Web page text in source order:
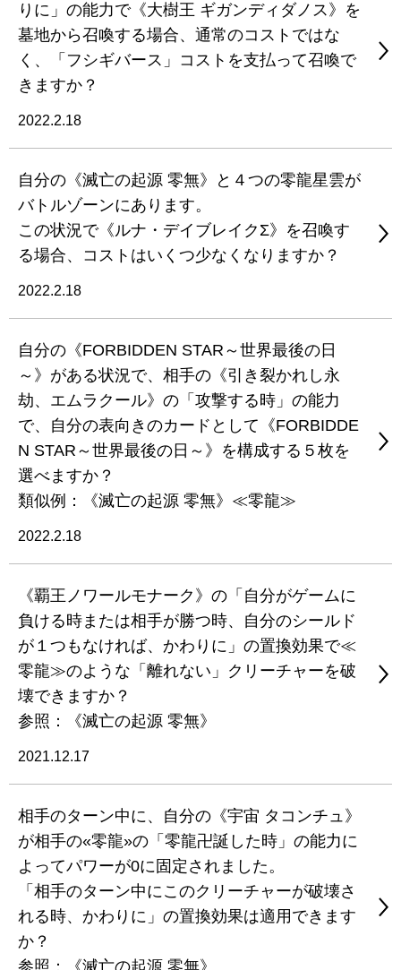
りに」の能力で《大樹王 ギガンディダノス》を
墓地から召喚する場合、通常のコストではな
く、「フシギバース」コストを支払って召喚で
きますか？
2022.2.18
自分の《滅亡の起源 零無》と４つの零龍星雲が
バトルゾーンにあります。
この状況で《ルナ・デイブレイクΣ》を召喚す
る場合、コストはいくつ少なくなりますか？
2022.2.18
自分の《FORBIDDEN STAR～世界最後の日
～》がある状況で、相手の《引き裂かれし永
劫、エムラクール》の「攻撃する時」の能力
で、自分の表向きのカードとして《FORBIDDE
N STAR～世界最後の日～》を構成する５枚を
選べますか？
類似例：《滅亡の起源 零無》≪零龍≫
2022.2.18
《覇王ノワールモナーク》の「自分がゲームに
負ける時または相手が勝つ時、自分のシールド
が１つもなければ、かわりに」の置換効果で≪
零龍≫のような「離れない」クリーチャーを破
壊できますか？
参照：《滅亡の起源 零無》
2021.12.17
相手のターン中に、自分の《宇宙 タコンチュ》
が相手の«零龍»の「零龍卍誕した時」の能力に
よってパワーが0に固定されました。
「相手のターン中にこのクリーチャーが破壊さ
れる時、かわりに」の置換効果は適用できます
か？
参照：《滅亡の起源 零無》